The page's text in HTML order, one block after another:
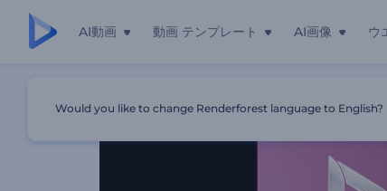
AI動画 動画 テンプレート AI画像 ウ
Would you like to change Renderforest language to English?